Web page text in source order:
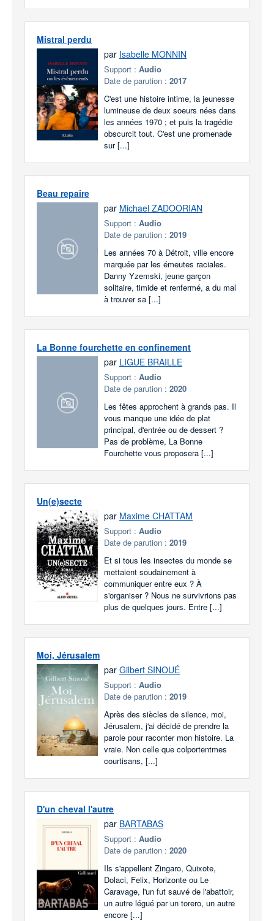
Mistral perdu
par Isabelle MONNIN
Support : Audio
Date de parution : 2017
C'est une histoire intime, la jeunesse
lumineuse de deux soeurs nées dans
les années 1970 ; et puis la tragédie
obscurcit tout. C'est une promenade
sur [...]
Beau repaire
par Michael ZADOORIAN
Support : Audio
Date de parution : 2019
Les années 70 à Détroit, ville encore
marquée par les émeutes raciales.
Danny Yzemski, jeune garçon
solitaire, timide et renfermé, a du mal
à trouver sa [...]
La Bonne fourchette en confinement
par LIGUE BRAILLE
Support : Audio
Date de parution : 2020
Les fêtes approchent à grands pas. Il
vous manque une idée de plat
principal, d'entrée ou de dessert ?
Pas de problème, La Bonne
Fourchette vous proposera [...]
Un(e)secte
par Maxime CHATTAM
Support : Audio
Date de parution : 2019
Et si tous les insectes du monde se
mettaient soudainement à
communiquer entre eux ? À
s'organiser ? Nous ne survivrions pas
plus de quelques jours. Entre [...]
Moi, Jérusalem
par Gilbert SINOUÉ
Support : Audio
Date de parution : 2019
Après des siècles de silence, moi,
Jérusalem, j'ai décidé de prendre la
parole pour raconter mon histoire. La
vraie. Non celle que colportentmes
courtisans, [...]
D'un cheval l'autre
par BARTABAS
Support : Audio
Date de parution : 2020
Ils s'appellent Zingaro, Quixote,
Dolaci, Felix, Horizonte ou Le
Caravage, l'un fut sauvé de l'abattoir,
un autre légué par un torero, un autre
encore [...]